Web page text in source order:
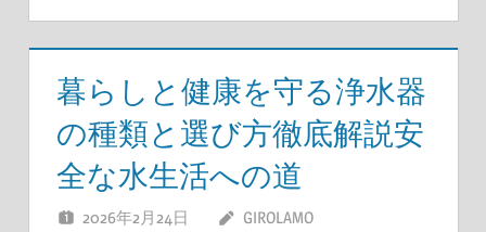
暮らしと健康を守る浄水器
の種類と選び方徹底解説安
全な水生活への道
2026年2月24日 GIROLAMO